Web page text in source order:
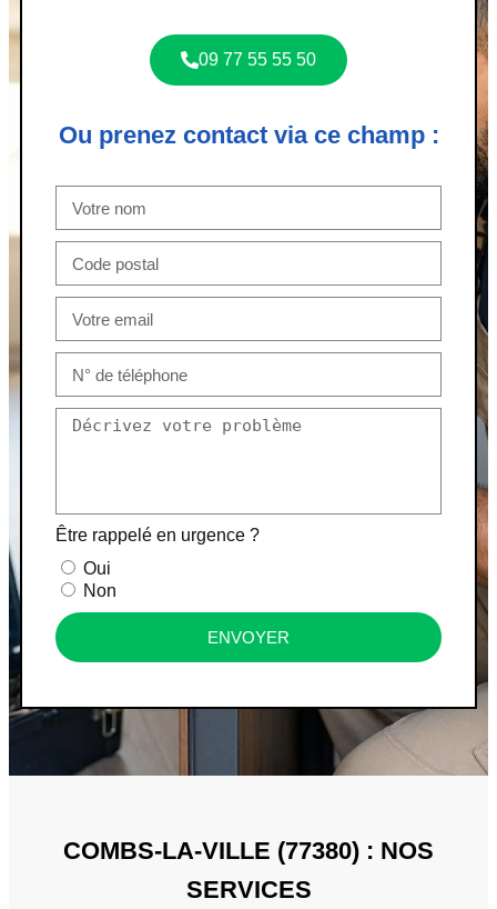
09 77 55 55 50
Ou prenez contact via ce champ :
Être rappelé en urgence ?
Oui
Non
ENVOYER
COMBS-LA-VILLE (77380) : NOS
SERVICES